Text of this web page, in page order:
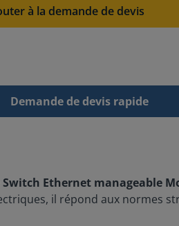
à la demande de devis
Demande de devis rapide
Switch Ethernet manageable
il répond aux normes